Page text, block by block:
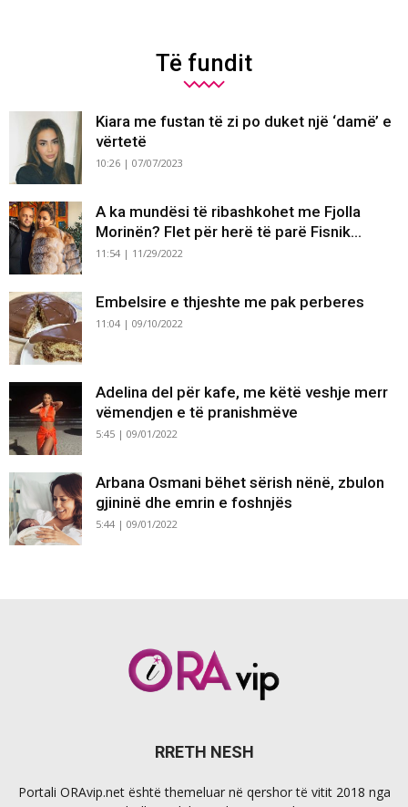
Të fundit
Kiara me fustan të zi po duket një ‘damë’ e
vërtetë
10:26 | 07/07/2023
A ka mundësi të ribashkohet me Fjolla
Morinën? Flet për herë të parë Fisnik...
11:54 | 11/29/2022
Embelsire e thjeshte me pak perberes
11:04 | 09/10/2022
Adelina del për kafe, me këtë veshje merr
vëmendjen e të pranishmëve
5:45 | 09/01/2022
Arbana Osmani bëhet sërish nënë, zbulon
gjininë dhe emrin e foshnjës
5:44 | 09/01/2022
RRETH NESH
Portali ORAvip.net është themeluar në qershor të vitit 2018 nga